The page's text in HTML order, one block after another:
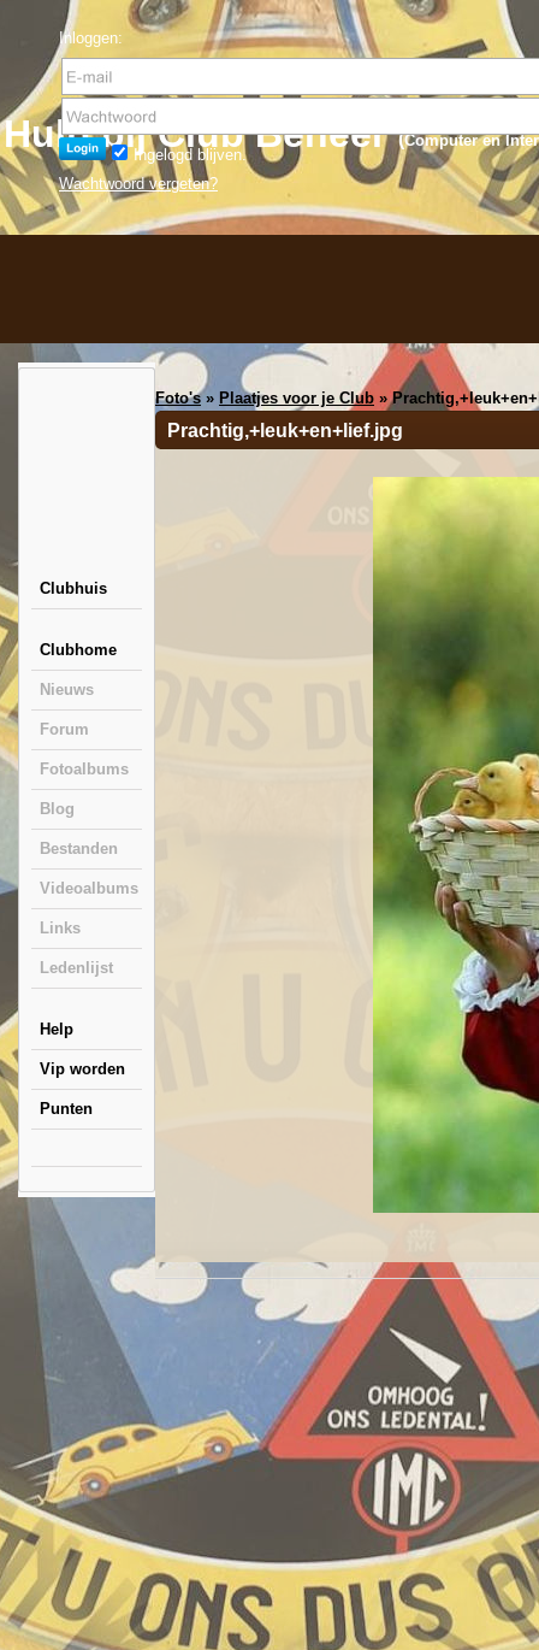
Inloggen:
Ingelogd blijven.
Wachtwoord vergeten?
Hulp bij Club Beheer (Computer en
Clubhuis
Clubhome
Nieuws
Forum
Fotoalbums
Blog
Bestanden
Videoalbums
Links
Ledenlijst
Help
Vip worden
Punten
Foto's » Plaatjes voor je Club »
Prachtig,+leuk+en+lief.jpg